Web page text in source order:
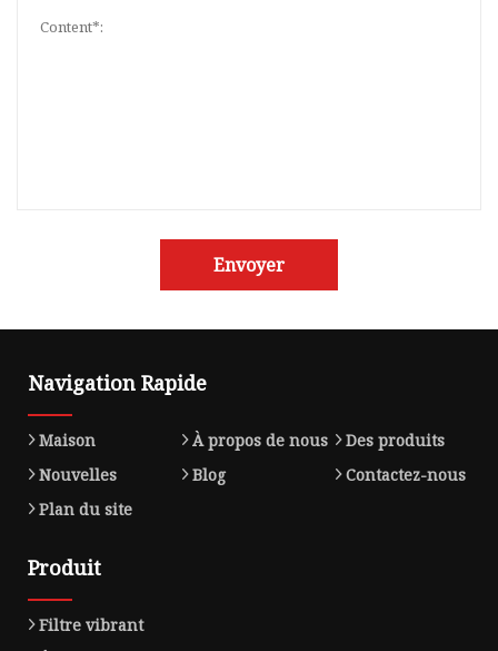
Envoyer
Navigation Rapide
Maison À propos de nous
Des produits
Nouvelles
Blog
Contactez-nous
Plan du site
Produit
Filtre vibrant